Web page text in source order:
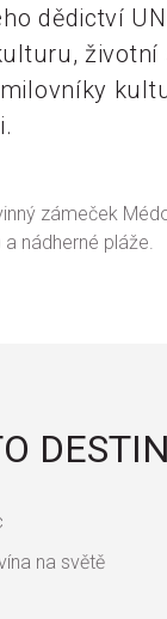
dědictví
zámeček
nádherné pláže.
na světě